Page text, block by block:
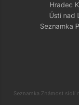
Hradec
Ústí nad
Seznamka
Seznamka Známost sídlí